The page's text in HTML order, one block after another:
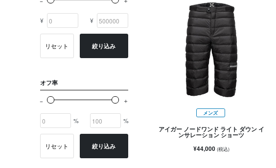
¥ ¥
リセット 絞り込み
オフ率
% %
リセット 絞り込み
メンズ
アイガー ノードワンド ライト ダウン イ
ンサレーション ショーツ
¥44,000 (税込)